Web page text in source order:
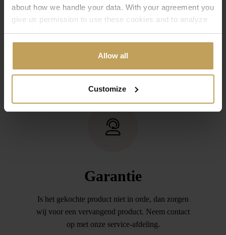
about how we handle your data. With your agreement you
give us permission to use these cookies and to analyze
your data.
Allow all
Customize
Teveel besteld? Het verkeerde product besteld?
Geen probleem. Een kort berichtje aan
onze service afdeling is voldoende. Daarna
zorgen wij dat het door u betaalde bedrag wordt
teruggeboekt.
Garantie
Is het gekochte product niet in orde, dan zorgen
wij voor een vervangend product. Neem contact
op met onze service-afdeling.